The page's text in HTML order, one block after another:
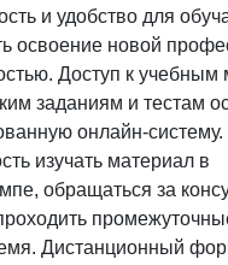
и удобство для
освоение новой
Доступ к учебным
заданиям и тестам
онлайн-
изучать материал в
обращаться за
Дистанционный